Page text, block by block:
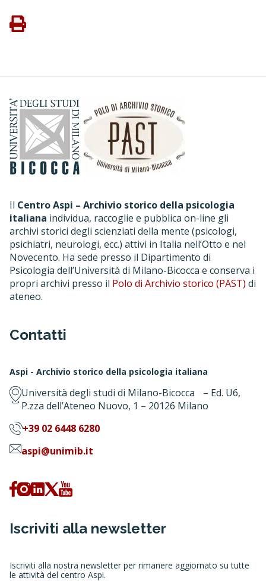
Il Centro Aspi – Archivio storico della psicologia
italiana individua, raccoglie e pubblica on-line gli
archivi storici degli scienziati della mente (psicologi,
psichiatri, neurologi, ecc.) attivi in Italia nell’Otto e nel
Novecento. Ha sede presso il Dipartimento di
Psicologia dell’Università di Milano-Bicocca e conserva i
propri archivi presso il Polo di Archivio storico (PAST) di
ateneo.
Contatti
Aspi - Archivio storico della psicologia italiana
Università degli studi di Milano-Bicocca – Ed. U6,
P.zza dell’Ateneo Nuovo, 1 – 20126 Milano
+39 02 6448 6280
aspi@unimib.it
Iscriviti alla newsletter
Iscriviti alla nostra newsletter per rimanere aggiornato su tutte
le attività del centro Aspi.